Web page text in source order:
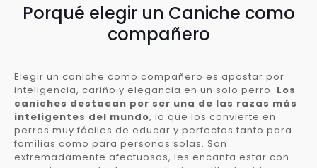
Porqué elegir un Caniche como
compañero
Elegir un caniche como compañero es apostar por
inteligencia, cariño y elegancia en un solo perro. Los
caniches destacan por ser una de las razas más
inteligentes del mundo, lo que los convierte en
perros muy fáciles de educar y perfectos tanto para
familias como para personas solas. Son
extremadamente afectuosos, les encanta estar con